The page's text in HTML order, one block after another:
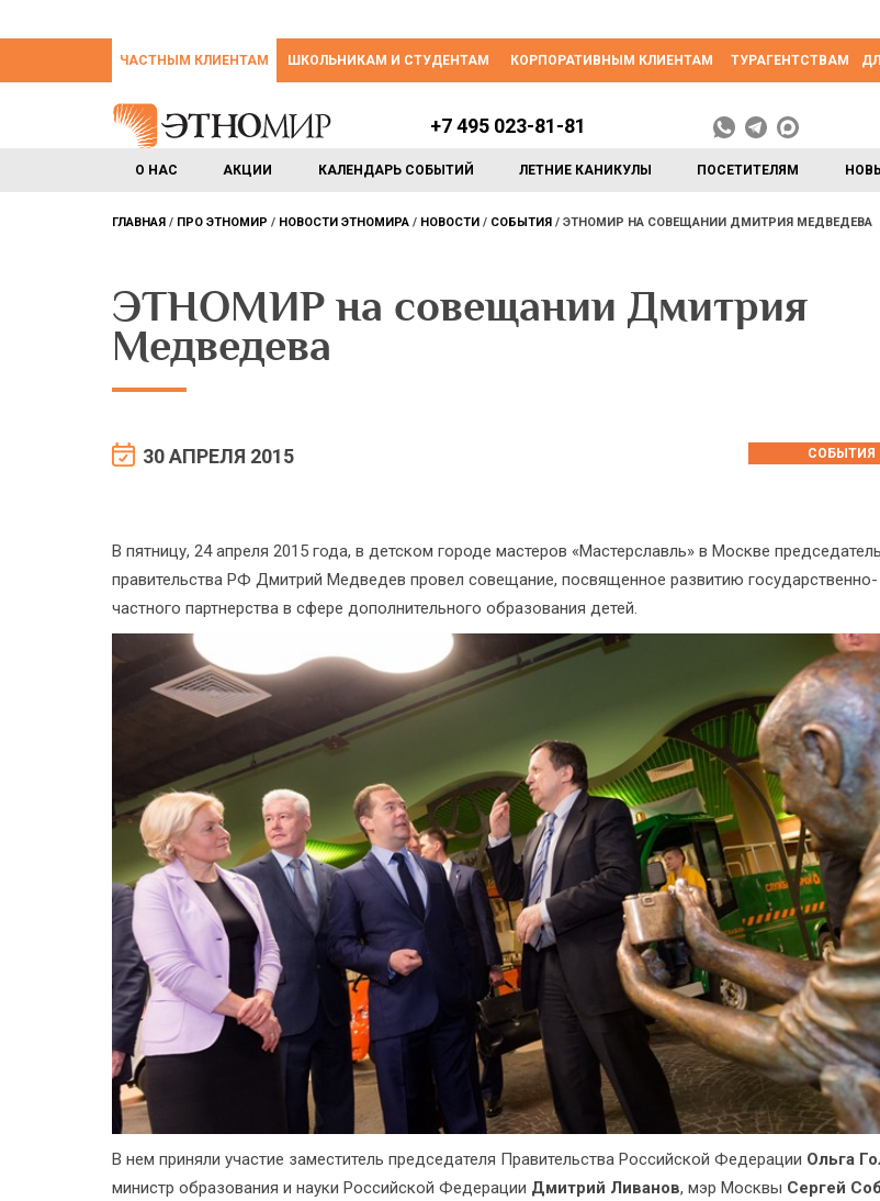
ЧАСТНЫМ КЛИЕНТАМ ШКОЛЬНИКАМ И СТУДЕНТАМ КОРПОРАТИВНЫМ КЛИЕНТАМ ТУРАГЕНТСТВАМ
О НАС АКЦИИ КАЛЕНДАРЬ СОБЫТИЙ ЛЕТНИЕ КАНИКУЛЫ ПОСЕТИТЕЛЯМ
+7 495 023-81-81
ГЛАВНАЯ ПРО ЭТНОМИР НОВОСТИ ЭТНОМИРА НОВОСТИ СОБЫТИЯ ЭТНОМИР НА СОВЕЩАНИИ ДМИТРИЯ МЕДВЕДЕВА
ЭТНОМИР на совещании Дмитрия
Медведева
30 АПРЕЛЯ 2015 СОБЫТИЯ
В пятницу, 24 апреля 2015 года, в детском городе мастеров «Мастерславль» в Москве председатель
правительства РФ Дмитрий Медведев провел совещание, посвященное развитию государственно-
частного партнерства в сфере дополнительного образования детей.
В нем приняли участие заместитель председателя Правительства Российской Федерации Ольга
министр образования и науки Российской Федерации Дмитрий Ливанов, мэр Москвы Сергей